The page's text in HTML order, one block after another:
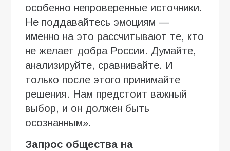
особенно непроверенные источники.
Не поддавайтесь эмоциям —
именно на это рассчитывают те, кто
не желает добра России. Думайте,
анализируйте, сравнивайте. И
только после этого принимайте
решения. Нам предстоит важный
выбор, и он должен быть
осознанным».
Запрос общества на